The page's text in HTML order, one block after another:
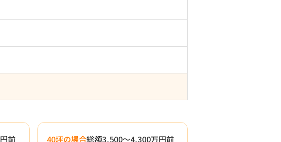
前
40坪の場合総額3,500〜4,300万円前